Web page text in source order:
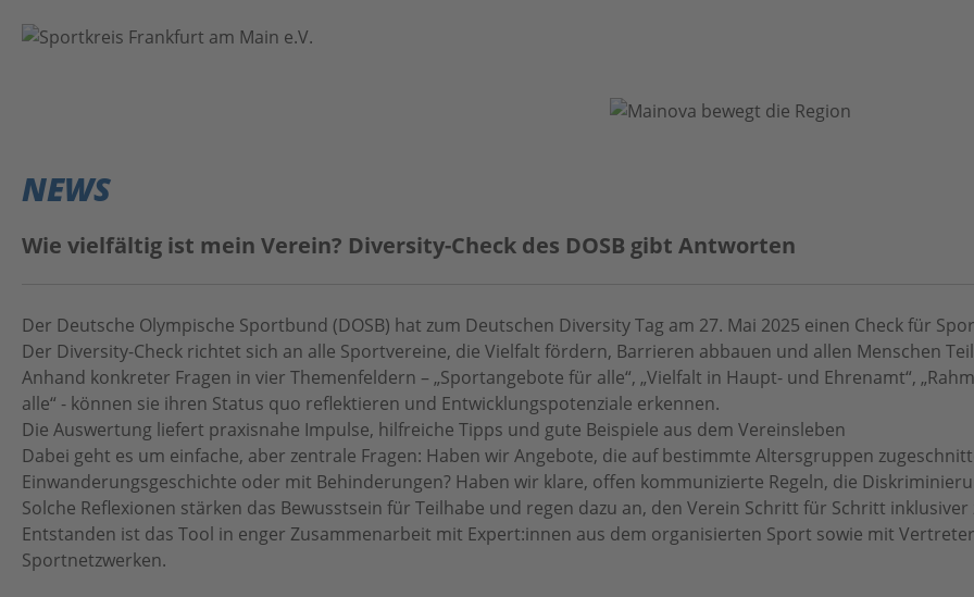
Das Projekt
Anleitung
#BeActive FrankfurtRheinMain
MainSport APP
Botschafter:innen
Team
Kontakt
Home
Datenschutz
Impressum
Für Vereine
NEWS
Wie vielfältig ist mein Verein? Diversity-Check des DOSB gibt Antworten
Der Deutsche Olympische Sportbund (DOSB) hat zum Deutschen Diversity Tag am 27. Mai 2025 einen Check für
Der Diversity-Check richtet sich an alle Sportvereine, die Vielfalt fördern, Barrieren abbauen und allen Menschen
Anhand konkreter Fragen in vier Themenfeldern – „Sportangebote für alle“, „Vielfalt in Haupt- und Ehrenamt“,
alle“ - können sie ihren Status quo reflektieren und Entwicklungspotenziale erkennen.
Die Auswertung liefert praxisnahe Impulse, hilfreiche Tipps und gute Beispiele aus dem Vereinsleben
Dabei geht es um einfache, aber zentrale Fragen: Haben wir Angebote, die auf bestimmte Altersgruppen
Einwanderungsgeschichte oder mit Behinderungen? Haben wir klare, offen kommunizierte Regeln, die
Solche Reflexionen stärken das Bewusstsein für Teilhabe und regen dazu an, den Verein Schritt für Schritt
Entstanden ist das Tool in enger Zusammenarbeit mit Expert:innen aus dem organisierten Sport sowie mit
Sportnetzwerken.